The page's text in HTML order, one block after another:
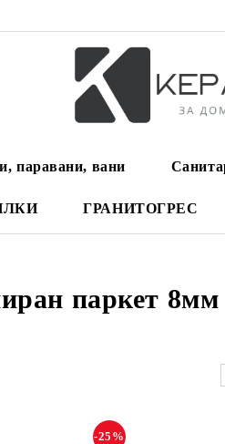
паравани, вани
ГРАНИТОГРЕС
паркет 8мм
-25%